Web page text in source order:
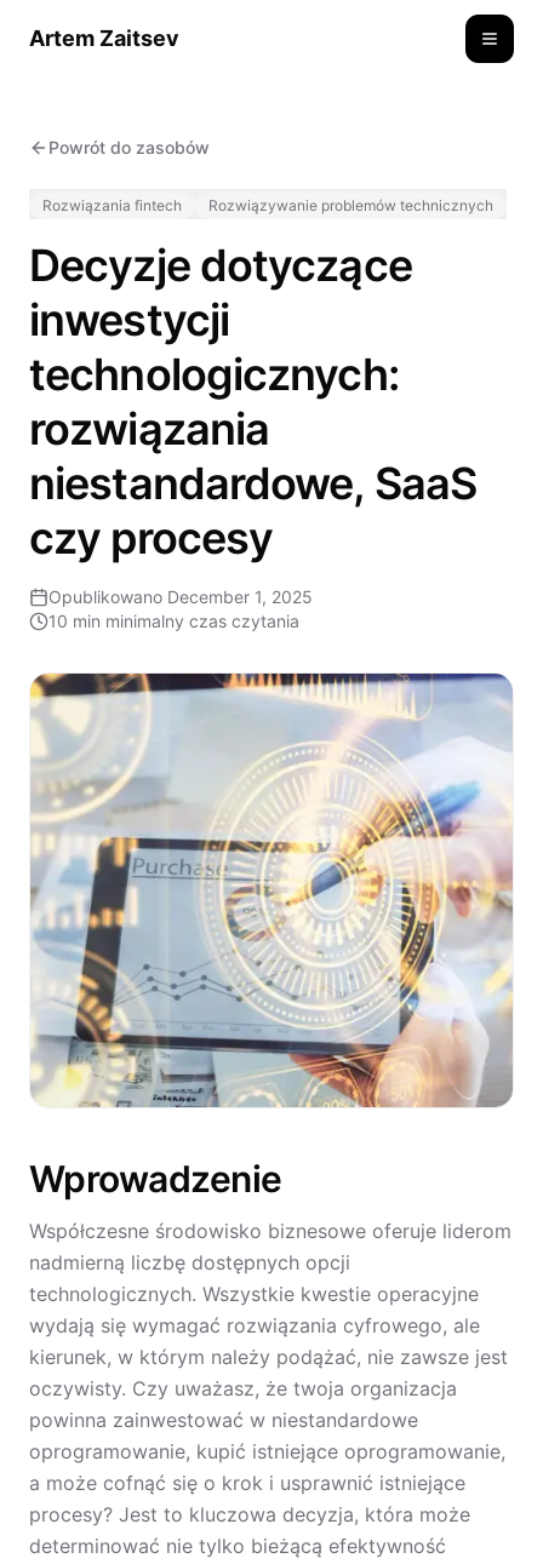
Artem Zaitsev
Powrót do zasobów
Rozwiązania fintech Rozwiązywanie problemów technicznych
Decyzje dotyczące
inwestycji
technologicznych:
rozwiązania
niestandardowe, SaaS
czy procesy
Opublikowano December 1, 2025
10 min minimalny czas czytania
Wprowadzenie
Współczesne środowisko biznesowe oferuje liderom
nadmierną liczbę dostępnych opcji
technologicznych. Wszystkie kwestie operacyjne
wydają się wymagać rozwiązania cyfrowego, ale
kierunek, w którym należy podążać, nie zawsze jest
oczywisty. Czy uważasz, że twoja organizacja
powinna zainwestować w niestandardowe
oprogramowanie, kupić istniejące oprogramowanie,
a może cofnąć się o krok i usprawnić istniejące
procesy? Jest to kluczowa decyzja, która może
determinować nie tylko bieżącą efektywność